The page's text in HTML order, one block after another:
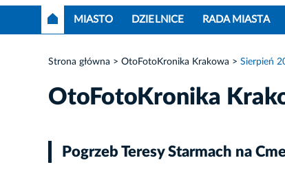
MIASTO DZIELNICE RADA MIASTA
Strona główna OtoFotoKronika Krakowa Sierpień
OtoFotoKronika
Pogrzeb Teresy Starmach na